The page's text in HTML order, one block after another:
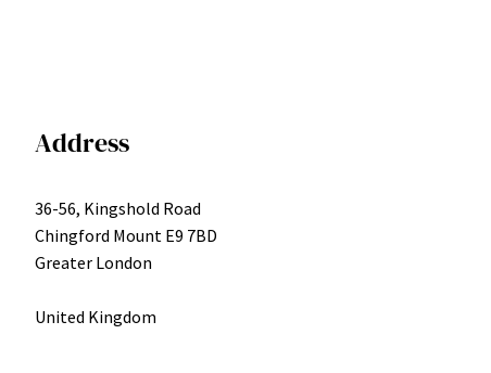
Address
36-56, Kingshold Road
Chingford Mount E9 7BD
Greater London
United Kingdom